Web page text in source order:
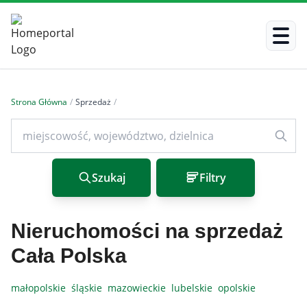
Strona Główna / Sprzedaż /
Szukaj Filtry
Nieruchomości na sprzedaż
Cała Polska
małopolskie śląskie mazowieckie lubelskie opolskie